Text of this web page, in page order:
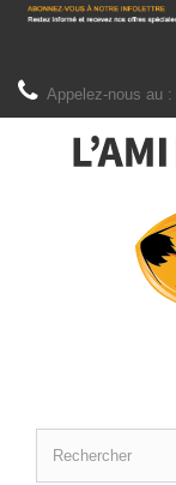
Appelez-nous au :